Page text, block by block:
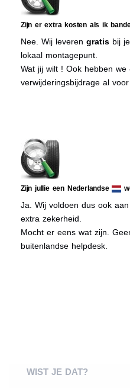
Zijn er extra kosten als ik
Nee. Wij leveren gratis bij
lokaal montagepunt.
Wat jij wilt ! Ook hebben we
verwijderingsbijdrage al voor
Zijn jullie een Nederlandse
Ja. Wij voldoen dus ook
extra zekerheid.
Mocht er eens wat zijn.
buitenlandse helpdesk.
WIST JE DAT?